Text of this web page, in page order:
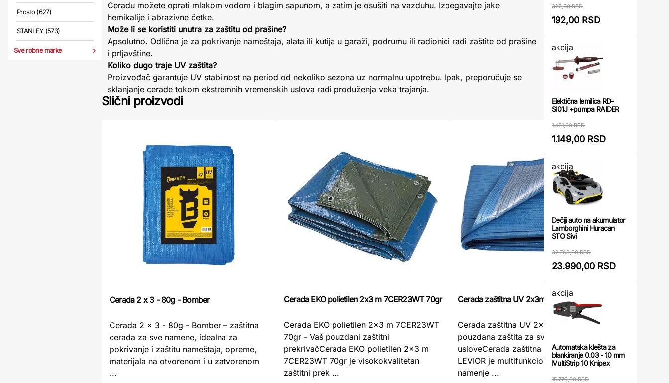
Prosto (627)
STANLEY (573)
Sve robne marke
Ceradu možete oprati mlakom vodom i blagim sapunom, a zatim je osušiti na vazduhu. Izbegavajte jake
hemikalije i abrazivne četke.
Može li se koristiti unutra za zaštitu od prašine?
Apsolutno. Odlična je za pokrivanje nameštaja, alata ili kutija u garaži, podrumu ili radionici radi zaštite od prašine
i prljavštine.
Koliko dugo traje UV zaštita?
Proizvođač garantuje UV stabilnost na period od nekoliko sezona uz normalnu upotrebu. Ipak, preporučuje se
sklanjanje cerade tokom ekstremnih vremenskih uslova radi produženja veka trajanja.
Slični proizvodi
Cerada 2 x 3 - 80g - Bomber
Cerada 2 x 3 - 80g - Bomber – zaštitna
cerada za sve namene, idealna za
pokrivanje i zaštitu nameštaja, opreme,
materijala na otvorenom i u zatvorenom
...
Cerada EKO polietilen 2x3 m 7CER23WT 70gr
Cerada EKO polietilen 2x3 m 7CER23WT
70gr - Vaš pouzdani zaštitni
prekrivačCerada EKO polietilen 2x3 m
7CER23WT 70gr je visokokvalitetan
zaštitni prek ...
Cerada zaštitna UV 2x3m/70g LEVIOR
Cerada zaštitna UV 2x3m/70g LEVIOR –
pouzdana zaštita za sve vremenske
usloveCerada zaštitna UV 2x3m/70g
LEVIOR je multifunkcionalni prekrivač
namenje ...
322,00 RSD
192,00 RSD
akcija
Elektična lemilica RD-
SI01J +pumpa RAIDER
1.421,00 RSD
1.149,00 RSD
akcija
Dečiji auto na akumulator
Lamborghini Huracan
STO Sivi
32.768,00 RSD
23.990,00 RSD
akcija
Automatska klešta za
blankiranje 0.03 - 10 mm
MultiStrip 10 Knipex
15.779,00 RSD